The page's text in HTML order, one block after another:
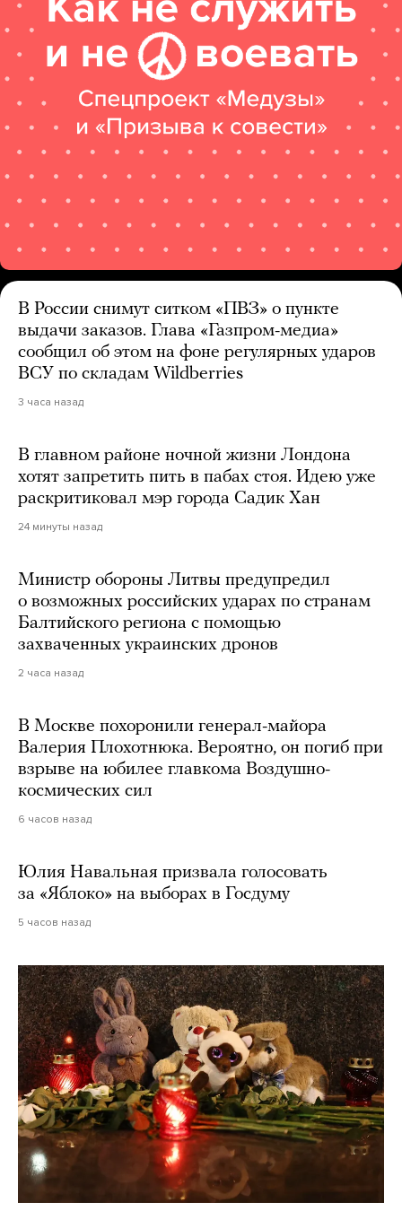
В России снимут ситком «ПВЗ» о пункте
выдачи заказов. Глава «Газпром-медиа»
сообщил об этом на фоне регулярных ударов
ВСУ по складам Wildberries
3 часа назад
В главном районе ночной жизни Лондона
хотят запретить пить в пабах стоя. Идею уже
раскритиковал мэр города Садик Хан
24 минуты назад
Министр обороны Литвы предупредил
о возможных российских ударах по странам
Балтийского региона с помощью
захваченных украинских дронов
2 часа назад
В Москве похоронили генерал-майора
Валерия Плохотнюка. Вероятно, он погиб при
взрыве на юбилее главкома Воздушно-
космических сил
6 часов назад
Юлия Навальная призвала голосовать
за «Яблоко» на выборах в Госдуму
5 часов назад